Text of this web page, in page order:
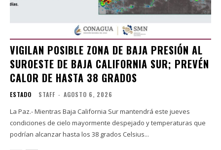
VIGILAN POSIBLE ZONA DE BAJA PRESIÓN AL
SUROESTE DE BAJA CALIFORNIA SUR; PREVÉN
CALOR DE HASTA 38 GRADOS
ESTADO STAFF - AGOSTO 6, 2026
La Paz.- Mientras Baja California Sur mantendrá este jueves
condiciones de cielo mayormente despejado y temperaturas que
podrían alcanzar hasta los 38 grados Celsius...